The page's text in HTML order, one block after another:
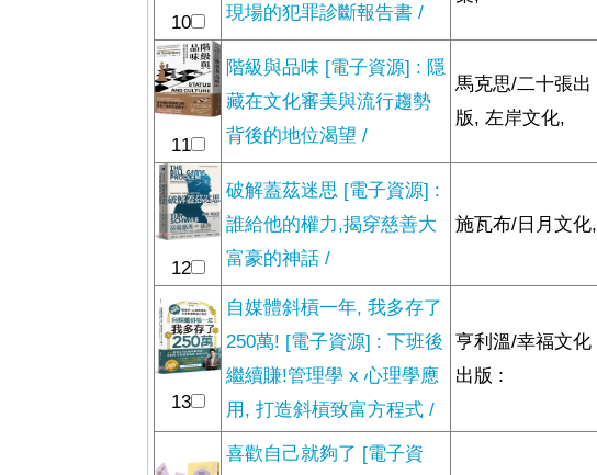
10
現場的犯罪診斷報告書 /
11
階級與品味 [電子資源] : 隱
藏在文化審美與流行趨勢
背後的地位渴望 /
馬克思/二十張出
版, 左岸文化,
12
破解蓋茲迷思 [電子資源] :
誰給他的權力,揭穿慈善大
富豪的神話 /
施瓦布/日月文化,
13
自媒體斜槓一年, 我多存了
250萬! [電子資源] : 下班後
繼續賺!管理學 x 心理學應
用, 打造斜槓致富方程式 /
亨利溫/幸福文化
出版 :
喜歡自己就夠了 [電子資